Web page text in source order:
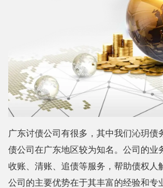
广东讨债公司有很多，其中我们沁玥债
债公司在广东地区较为知名。公司的业
收账、清账、追债等服务，帮助债权人
公司的主要优势在于其丰富的经验和专